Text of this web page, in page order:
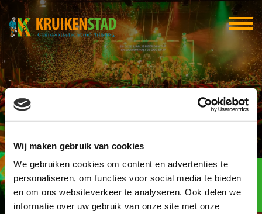
Wij maken gebruik van cookies
We gebruiken cookies om content en advertenties te
personaliseren, om functies voor social media te bieden
en om ons websiteverkeer te analyseren. Ook delen we
informatie over uw gebruik van onze site met onze
Dansschool van Opstal
Elf-elf
over
97